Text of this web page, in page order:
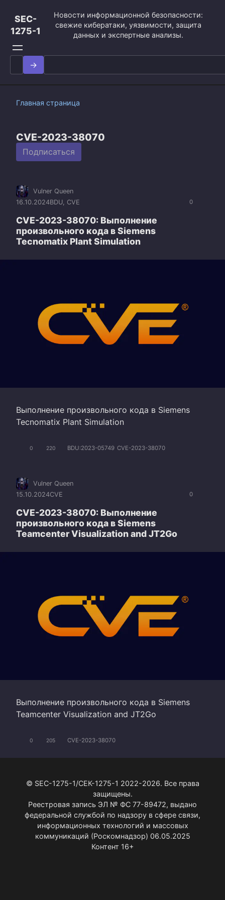
контенту
SEC-
1275-1
Новости информационной безопасности:
свежие кибератаки, уязвимости, защита
данных и экспертные анализы.
Search
for:
Главная страница
CVE-2023-38070
Подписаться
0
Vulner Queen
16.10.2024BDU, CVE
CVE-2023-38070: Выполнение
произвольного кода в Siemens
Tecnomatix Plant Simulation
Выполнение произвольного кода в Siemens
Tecnomatix Plant Simulation
0 220 BDU:2023-05749 CVE-2023-38070
0
Vulner Queen
15.10.2024CVE
CVE-2023-38070: Выполнение
произвольного кода в Siemens
Teamcenter Visualization and JT2Go
Выполнение произвольного кода в Siemens
Teamcenter Visualization and JT2Go
0 205 CVE-2023-38070
© SEC-1275-1/СЕК-1275-1 2022-2026. Все права
защищены.
Реестровая запись ЭЛ № ФС 77-89472, выдано
федеральной службой по надзору в сфере связи,
информационных технологий и массовых
коммуникаций (Роскомнадзор) 06.05.2025
Контент 16+